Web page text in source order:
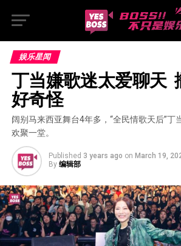
娱乐星闻
丁当嫌歌迷太爱聊天
好奇怪
阔别马来西亚舞台4年多，“全民情歌天后”丁
欢聚一堂。
Published 3 years ago on March 19,
By 编辑部